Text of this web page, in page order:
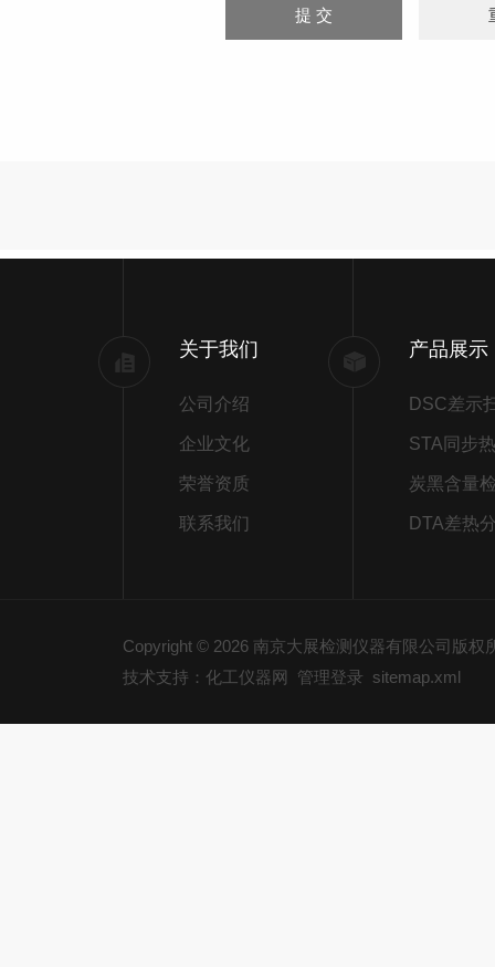
关于我们
公司介绍
企业文化
荣誉资质
联系我们
产品展示
炭黑含量
DTA差热
Copyright © 2026 南京大展检测仪器有限公司版权
技术支持：化工仪器网
管理登录 sitemap.xml